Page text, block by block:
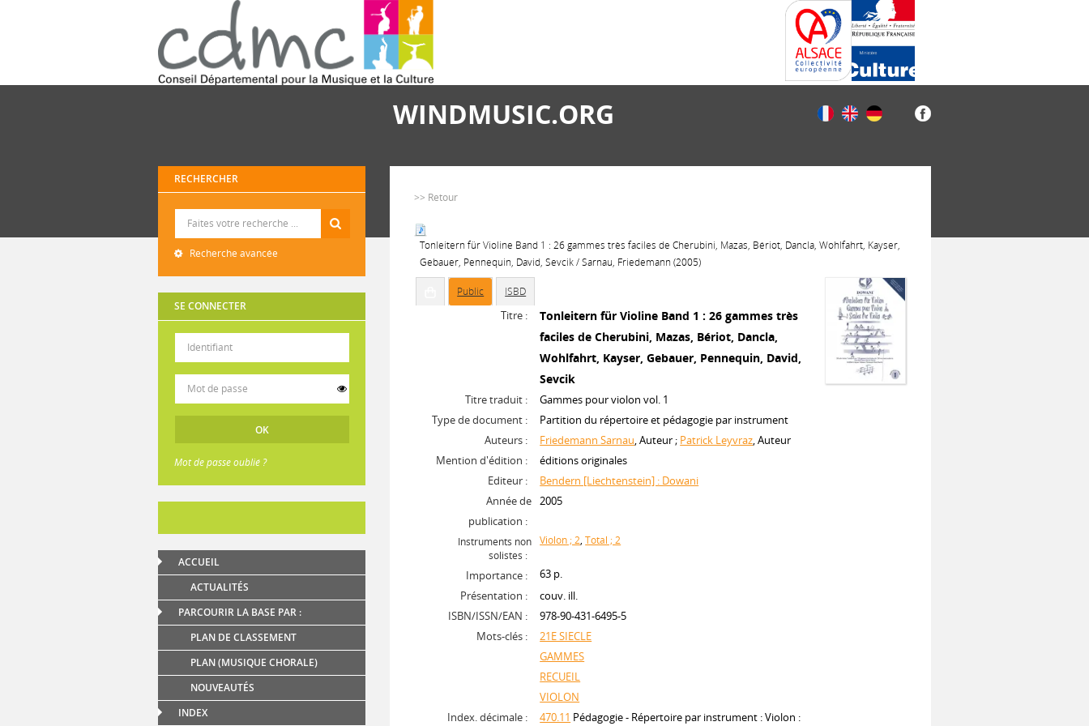
WINDMUSIC.ORG
RECHERCHER
Recherche avancée
SE CONNECTER
Mot de passe oublié ?
ACCUEIL
ACTUALITÉS
PARCOURIR LA BASE PAR :
PLAN DE CLASSEMENT
PLAN (MUSIQUE CHORALE)
NOUVEAUTÉS
INDEX
>> Retour
Tonleitern für Violine Band 1 : 26 gammes très faciles de Cherubini, Mazas, Bériot, Dancla, Wohlfahrt, Kayser,
Gebauer, Pennequin, David, Sevcik / Sarnau, Friedemann (2005)
Public ISBD
Titre :
Tonleitern für Violine Band 1 : 26 gammes très
faciles de Cherubini, Mazas, Bériot, Dancla,
Wohlfahrt, Kayser, Gebauer, Pennequin, David,
Sevcik
Titre traduit :
Gammes pour violon vol. 1
Type de document :
Partition du répertoire et pédagogie par instrument
Auteurs :
Friedemann Sarnau, Auteur ; Patrick Leyvraz, Auteur
Mention d'édition :
éditions originales
Editeur :
Bendern [Liechtenstein] : Dowani
Année de
publication :
2005
Instruments non
solistes :
Violon ; 2,Total ; 2
Importance :
63 p.
Présentation :
couv. ill.
ISBN/ISSN/EAN :
978-90-431-6495-5
Mots-clés :
21E SIECLE
GAMMES
RECUEIL
VIOLON
Index. décimale :
470.11 Pédagogie - Répertoire par instrument : Violon :